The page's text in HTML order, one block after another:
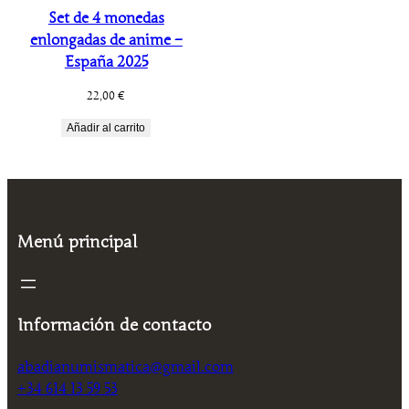
Set de 4 monedas
enlongadas de anime –
España 2025
22,00€
Añadir al carrito
Menú principal
Información de contacto
abadianumismatica@gmail.com
+34 614 13 59 53